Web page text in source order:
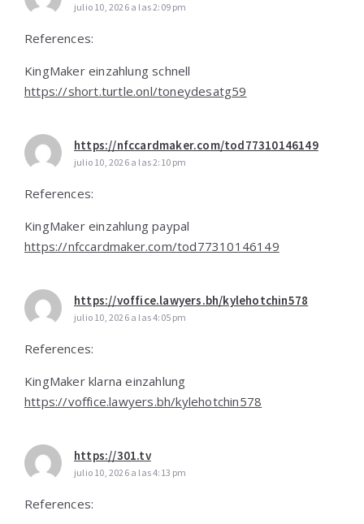
julio 10, 2026 a las 2:09 pm
References:
KingMaker einzahlung schnell
https://short.turtle.onl/toneydesatg59
https://nfccardmaker.com/tod77310146149
julio 10, 2026 a las 2:10 pm
References:
KingMaker einzahlung paypal
https://nfccardmaker.com/tod77310146149
https://voffice.lawyers.bh/kylehotchin578
julio 10, 2026 a las 4:05 pm
References:
KingMaker klarna einzahlung
https://voffice.lawyers.bh/kylehotchin578
https://301.tv
julio 10, 2026 a las 4:13 pm
References: